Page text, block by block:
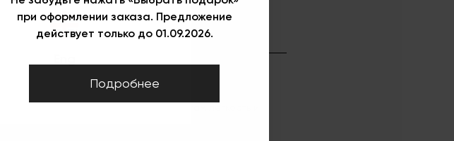
цвет: белый (размер: 40)
призван обеспечить вашим ногам легкость и
при оформлении заказа. Предложение
действует только до 01.09.2026.
Подробнее